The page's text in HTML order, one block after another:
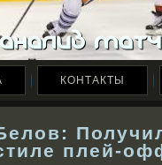
КОНТАКТЫ
плей-